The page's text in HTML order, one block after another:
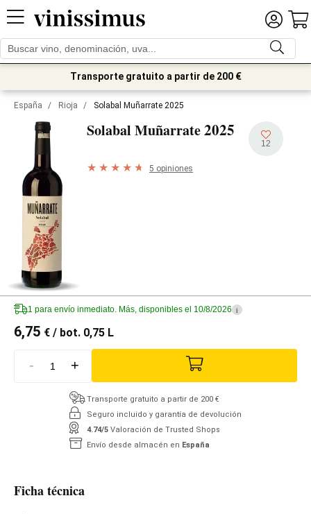
Transporte gratuito a partir de 200 €
España / Rioja / Solabal Muñarrate 2025
Solabal Muñarrate2025
12
5 opiniones
1 para envío inmediato. Más, disponibles el 10/8/2026 i
6,75 € / bot. 0,75 L
- +
Transporte gratuito a partir de 200 €
Seguro incluido y garantía de devolución
4.74/5 Valoración de Trusted Shops
Envío desde almacén en España
Ficha técnica